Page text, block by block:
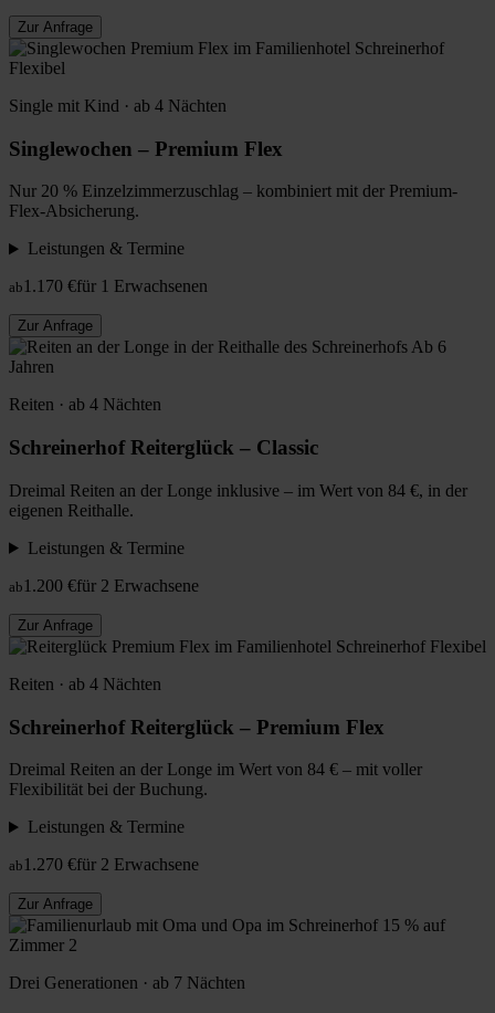
Zur Anfrage
Flexibel
Single mit Kind · ab 4 Nächten
Singlewochen – Premium Flex
Nur 20 % Einzelzimmerzuschlag – kombiniert mit der Premium-
Flex-Absicherung.
Leistungen & Termine
ab 1.170 €für 1 Erwachsenen
Zur Anfrage
Ab 6
Jahren
Reiten · ab 4 Nächten
Schreinerhof Reiterglück – Classic
Dreimal Reiten an der Longe inklusive – im Wert von 84 €, in der
eigenen Reithalle.
Leistungen & Termine
ab 1.200 €für 2 Erwachsene
Zur Anfrage
Flexibel
Reiten · ab 4 Nächten
Schreinerhof Reiterglück – Premium Flex
Dreimal Reiten an der Longe im Wert von 84 € – mit voller
Flexibilität bei der Buchung.
Leistungen & Termine
ab 1.270 €für 2 Erwachsene
Zur Anfrage
15 % auf
Zimmer 2
Drei Generationen · ab 7 Nächten